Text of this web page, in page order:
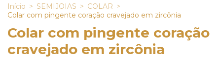
Início > SEMIJOIAS > COLAR >
Colar com pingente coração cravejado em zircônia
Colar com pingente coração
cravejado em zircônia